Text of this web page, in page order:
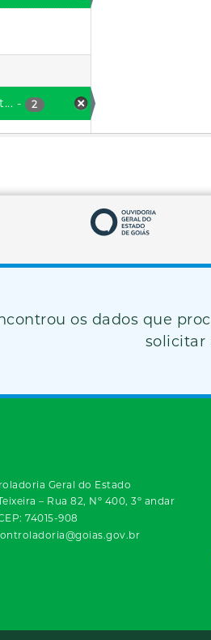
- 2
os dados que
solicitar
Geral do Estado
– Rua 82, Nº 400, 3º andar
74015-908